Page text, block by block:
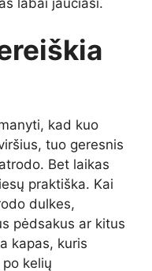
kad kuo
tuo geresnis
Bet laikas
praktiška. Kai
dulkes,
pėdsakus ar kitus
kapas, kuris
kelių